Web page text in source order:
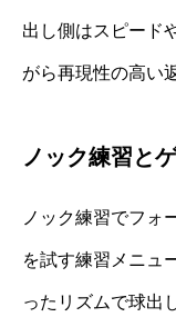
出し側はスピード
がら再現性の高い
ノック練習と
ノック練習でフォ
を試す練習メニュ
ったリズムで球出